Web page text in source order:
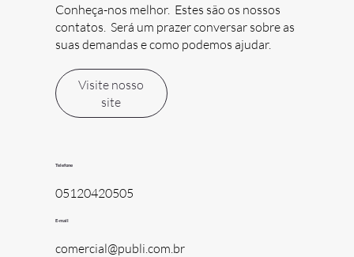
Conheça-nos melhor. Estes são os nossos
contatos. Será um prazer conversar sobre as
suas demandas e como podemos ajudar.
Visite nosso
site
Telefone
05120420505
E-mail
comercial@publi.com.br